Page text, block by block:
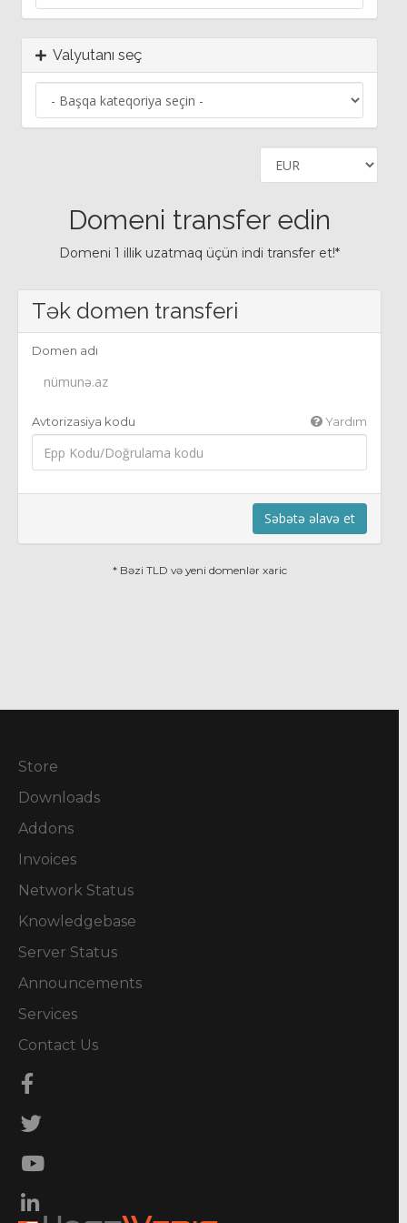
Valyutanı seç
Domeni transfer edin
Domeni 1 illik uzatmaq üçün indi transfer et!*
Tək domen transferi
Domen adı
Avtorizasiya kodu Yardım
Səbətə əlavə et
* Bəzi TLD və yeni domenlər xaric
Store
Downloads
Addons
Invoices
Network Status
Knowledgebase
Server Status
Announcements
Services
Contact Us